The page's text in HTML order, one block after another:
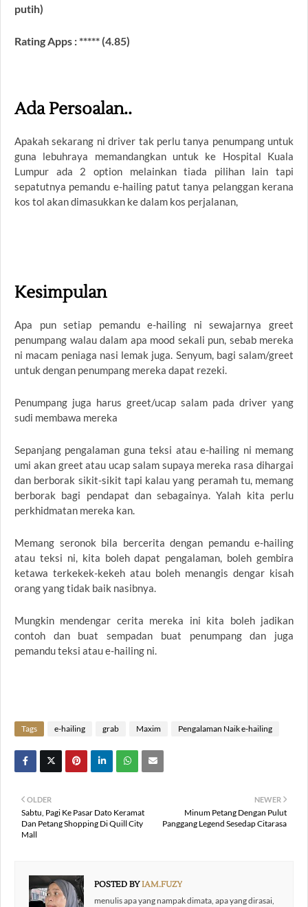
putih)
Rating Apps : ***** (4.85)
Ada Persoalan..
Apakah sekarang ni driver tak perlu tanya penumpang untuk
guna lebuhraya memandangkan untuk ke Hospital Kuala
Lumpur ada 2 option melainkan tiada pilihan lain tapi
sepatutnya pemandu e-hailing patut tanya pelanggan kerana
kos tol akan dimasukkan ke dalam kos perjalanan,
Kesimpulan
Apa pun setiap pemandu e-hailing ni sewajarnya greet
penumpang walau dalam apa mood sekali pun, sebab mereka
ni macam peniaga nasi lemak juga. Senyum, bagi salam/greet
untuk dengan penumpang mereka dapat rezeki.
Penumpang juga harus greet/ucap salam pada driver yang
sudi membawa mereka
Sepanjang pengalaman guna teksi atau e-hailing ni memang
umi akan greet atau ucap salam supaya mereka rasa dihargai
dan berborak sikit-sikit tapi kalau yang peramah tu, memang
berborak bagi pendapat dan sebagainya. Yalah kita perlu
perkhidmatan mereka kan.
Memang seronok bila bercerita dengan pemandu e-hailing
atau teksi ni, kita boleh dapat pengalaman, boleh gembira
ketawa terkekek-kekeh atau boleh menangis dengar kisah
orang yang tidak baik nasibnya.
Mungkin mendengar cerita mereka ini kita boleh jadikan
contoh dan buat sempadan buat penumpang dan juga
pemandu teksi atau e-hailing ni.
Tags e-hailing grab Maxim Pengalaman Naik e-hailing
NEWER
Minum Petang Dengan Pulut
Panggang Legend Sesedap Citarasa
OLDER
Sabtu, Pagi Ke Pasar Dato Keramat
Dan Petang Shopping Di Quill City
Mall
POSTED BYIAM.FUZY
menulis apa yang nampak dimata, apa yang dirasai,